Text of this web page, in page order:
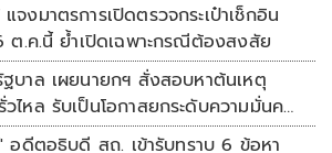
จงมาตรการเปิดตรวจกระเป๋าเช็กอิน
ต.ค.นี้ ย้ำเปิดเฉพาะกรณีต้องสงสัย
ฐบาล เผยนายกฯ สั่งสอบหาต้นเหตุ
ไหล รับเป็นโอกาสยกระดับความมั่นคง
ยข้อมูลภาครัฐทั้งระบบ
อดีตอธิบดี สถ. เข้ารับทราบ 6 ข้อหา